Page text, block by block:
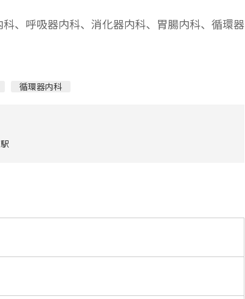
、呼吸器内科、消化器内科、胃腸内科、循環器
循環器内科